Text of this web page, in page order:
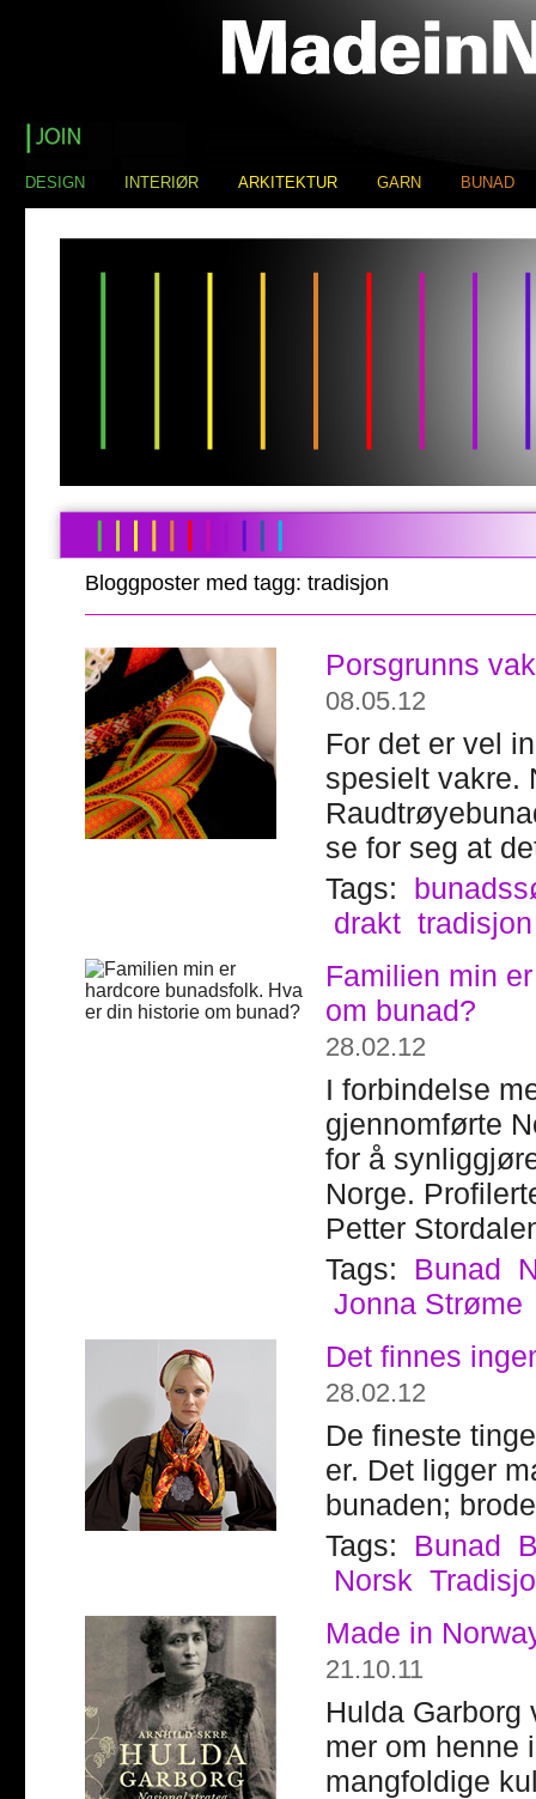
DESIGN INTERIØR ARKITEKTUR GARN BUNAD
Bloggposter med tagg: tradisjon
Porsgrunns
08.05.12
For det er vel
spesielt vakre.
se for seg at
Tags:
drakt tradisjon
Familien min
om bunad?
28.02.12
I forbindelse
gjennomførte
for å
Norge.
Petter
Tags:
Bunad
Jonna Strøme
Det finnes
28.02.12
De fineste
er. Det ligger
bunaden;
Tags:
Bunad
Norsk
Made in
21.10.11
Hulda Garborg
mer om henne
mangfoldige